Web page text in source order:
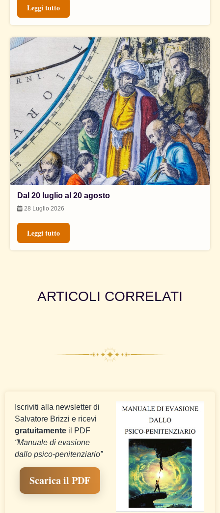
Leggi tutto
Dal 20 luglio al 20 agosto
28 Luglio 2026
Leggi tutto
ARTICOLI CORRELATI
Iscriviti alla newsletter di
Salvatore Brizzi e ricevi
gratuitamente il PDF
“Manuale di evasione
dallo psico-penitenziario”
Scarica il PDF